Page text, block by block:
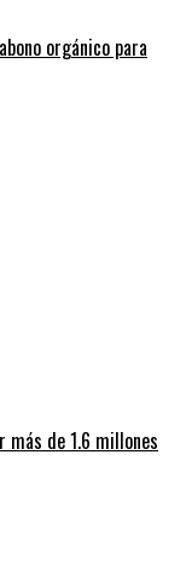
orgánico para
más de 1.6 millones